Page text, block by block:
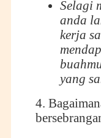
Selagi
anda
kerja
yang
4.